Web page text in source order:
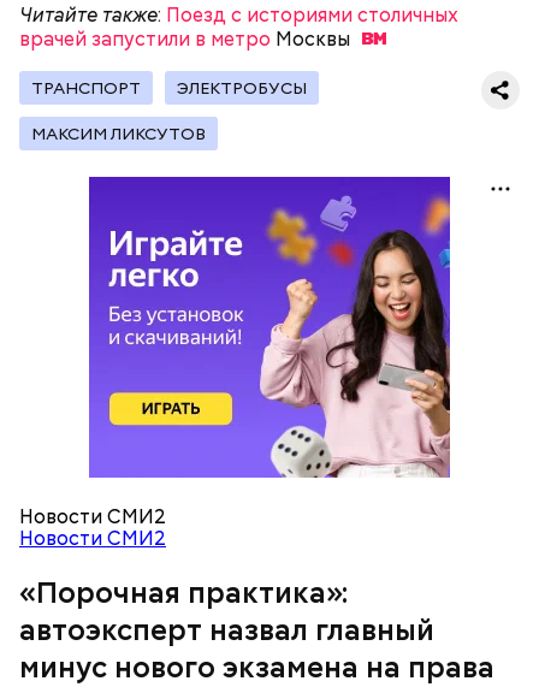
Читайте также: Поезд с историями столичных
врачей запустили в метро Москвы
ТРАНСПОРТ ЭЛЕКТРОБУСЫ
МАКСИМ ЛИКСУТОВ
Новости СМИ2
Новости СМИ2
«Порочная практика»:
автоэксперт назвал главный
минус нового экзамена на права
— Да, наверное, нужны экзамены в реальной
обстановке, чтобы сразу было понятно, умеет ли
человек что-нибудь или нет. Спорить с этим глупо.
И наблюдатели — это тоже хорошо, — оценил
Тем не менее собеседник «ВМ» признался, что его
смущает одно важное упущение: ни одна из
реформ экзамена никак не касается «порочной
практики приобретения удостоверений тем или
иным способом».